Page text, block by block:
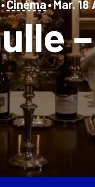
•Cinéma•Mer. 19